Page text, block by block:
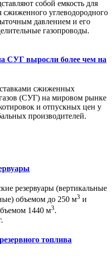
собой емкость для
сжиженного углеводородного
давлением и его
газопроводы.
СУГ выросли более чем на
сжиженных
(СУГ) на мировом рынке
и отпускных цен у
производителей.
резервуары (вертикальные
объемом до 250 м3 и
1440 м3.
топлива